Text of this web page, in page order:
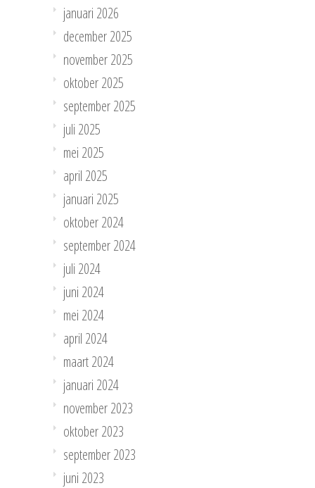
januari 2026
december 2025
november 2025
oktober 2025
september 2025
juli 2025
mei 2025
april 2025
januari 2025
oktober 2024
september 2024
juli 2024
juni 2024
mei 2024
april 2024
maart 2024
januari 2024
november 2023
oktober 2023
september 2023
juni 2023